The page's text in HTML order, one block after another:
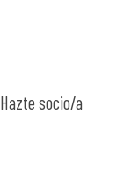
Hazte socio/a